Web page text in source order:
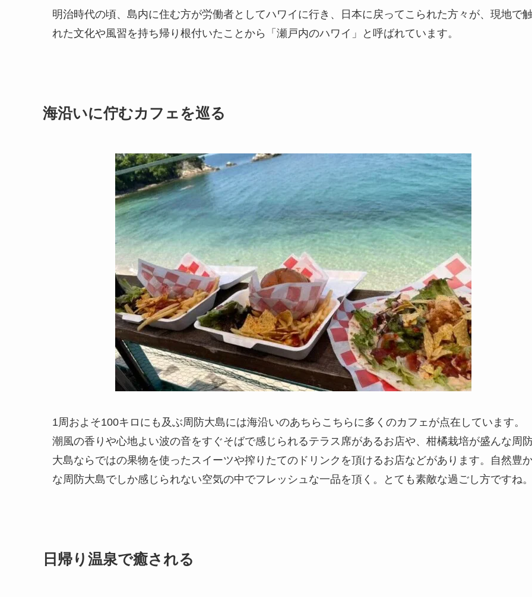
明治時代の頃、島内に住む方が労働者としてハワイに行き、日本に戻ってこられた方々が、現地で
れた文化や風習を持ち帰り根付いたことから「瀬戸内のハワイ」と呼ばれています。
海沿いに佇むカフェを巡る
1周およそ100キロにも及ぶ周防大島には海沿いのあちらこちらに多くのカフェが点在しています。
潮風の香りや心地よい波の音をすぐそばで感じられるテラス席があるお店や、柑橘栽培が盛んな周
大島ならではの果物を使ったスイーツや搾りたてのドリンクを頂けるお店などがあります。自然豊
な周防大島でしか感じられない空気の中でフレッシュな一品を頂く。とても素敵な過ごし方ですね
日帰り温泉で癒される